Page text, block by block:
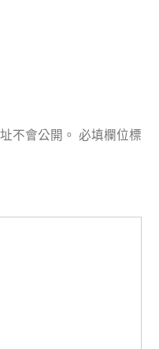
不會公開。 必填欄位標